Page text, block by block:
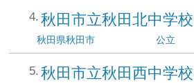
秋田市立秋田北中学校
秋田県秋田市 公立
秋田市立秋田西中学校